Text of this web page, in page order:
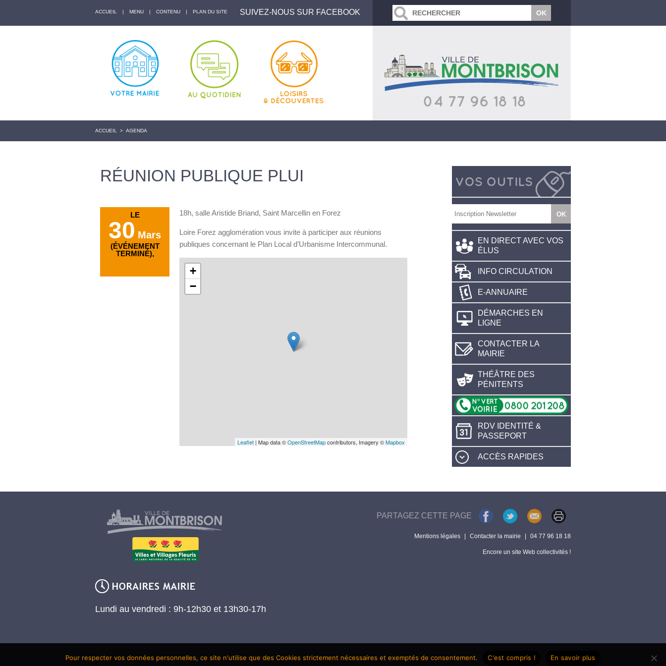
ACCUEIL | MENU | CONTENU | PLAN DU SITE SUIVEZ-NOUS SUR FACEBOOK
ACCUEIL > AGENDA
RÉUNION PUBLIQUE PLUI
LE
30 Mars
(ÉVÉNEMENT
TERMINÉ),
18h, salle Aristide Briand, Saint Marcellin en Forez
Loire Forez agglomération vous invite à participer aux réunions
publiques concernant le Plan Local d’Urbanisme Intercommunal.
+
−
Leaflet | Map data ©OpenStreetMapcontributors, Imagery ©Mapbox
EN DIRECT AVEC VOS
ÉLUS
INFO CIRCULATION
E-ANNUAIRE
DÉMARCHES EN
LIGNE
CONTACTER LA
MAIRIE
THÉÂTRE DES
PÉNITENTS
RDV IDENTITÉ &
PASSEPORT
ACCÈS RAPIDES
Lundi au vendredi : 9h-12h30 et 13h30-17h
PARTAGEZ CETTE PAGE
Mentions légales Contacter la mairie 04 77 96 18 18
Encore un site Web collectivités !
Pour respecter vos données personnelles, ce site n'utilise que des Cookies strictement nécessaires et exemptés de consentement. C'est compris ! En savoir plus